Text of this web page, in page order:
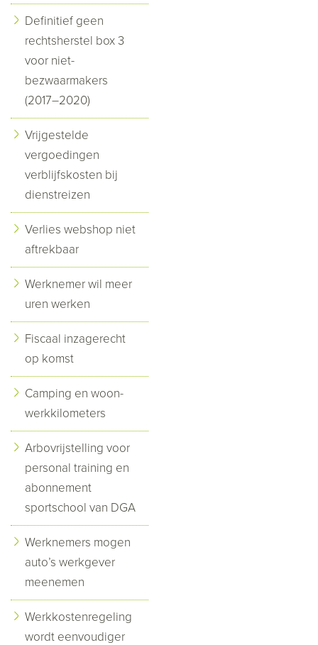
Definitief geen
rechtsherstel box 3
voor niet-
bezwaarmakers
(2017–2020)
Vrijgestelde
vergoedingen
verblijfskosten bij
dienstreizen
Verlies webshop niet
aftrekbaar
Werknemer wil meer
uren werken
Fiscaal inzagerecht
op komst
Camping en woon-
werkkilometers
Arbovrijstelling voor
personal training en
abonnement
sportschool van DGA
Werknemers mogen
auto’s werkgever
meenemen
Werkkostenregeling
wordt eenvoudiger